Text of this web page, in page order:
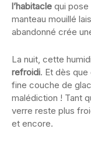
l’habitacle qui pose
manteau mouillé
abandonné crée
La nuit, cette
refroidi. Et dès
fine couche de
malédiction ! Tant
verre reste plus
et encore.